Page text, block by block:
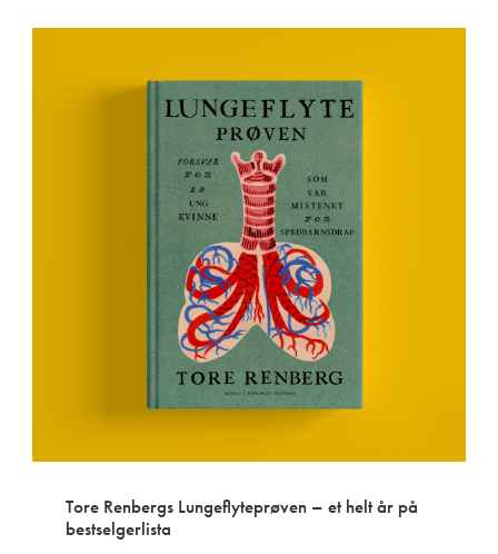
Tore Renbergs Lungeflyteprøven – et helt år på
bestselgerlista